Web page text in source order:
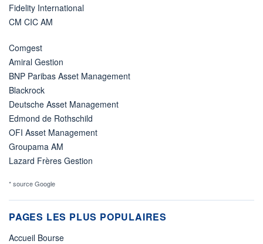
Fidelity International
CM CIC AM
Comgest
Amiral Gestion
BNP Paribas Asset Management
Blackrock
Deutsche Asset Management
Edmond de Rothschild
OFI Asset Management
Groupama AM
Lazard Frères Gestion
* source Google
PAGES LES PLUS POPULAIRES
Accueil Bourse